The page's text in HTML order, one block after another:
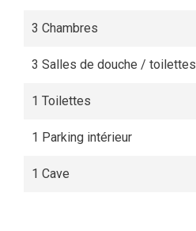
3 Chambres
3 Salles de douche / toilettes
1 Toilettes
1 Parking intérieur
1 Cave